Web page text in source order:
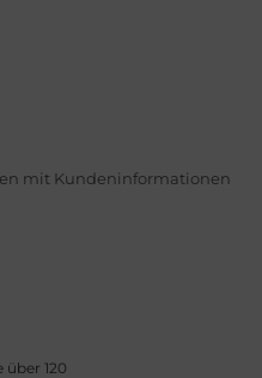
mit Kundeninformationen
über 120